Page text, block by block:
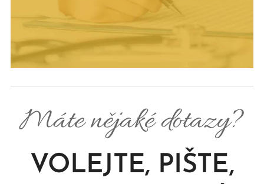
Máte nějaké dotazy?
VOLEJTE, PIŠTE,